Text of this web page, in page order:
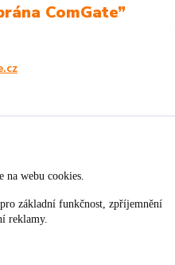
ComGate”
na webu cookies.
základní funkčnost, zpříjemnění
reklamy.